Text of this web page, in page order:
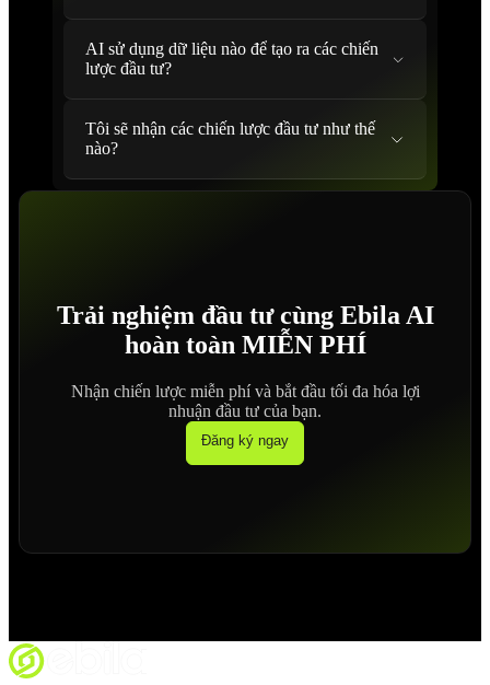
AI sử dụng dữ liệu nào để tạo ra các chiến
lược đầu tư?
Tôi sẽ nhận các chiến lược đầu tư như thế
nào?
Trải nghiệm đầu tư cùng Ebila AI
hoàn toàn MIỄN PHÍ
Nhận chiến lược miễn phí và bắt đầu tối đa hóa lợi
nhuận đầu tư của bạn.
Đăng ký ngay